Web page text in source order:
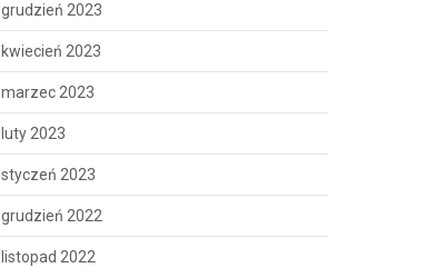
grudzień 2023
kwiecień 2023
marzec 2023
luty 2023
styczeń 2023
grudzień 2022
listopad 2022